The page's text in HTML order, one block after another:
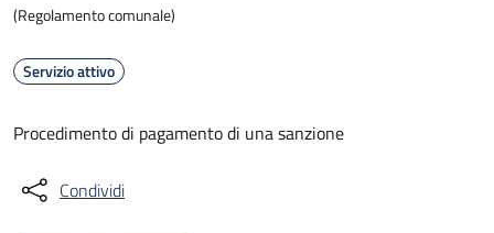
(Regolamento comunale)
Servizio attivo
Procedimento di pagamento di una sanzione
Condividi